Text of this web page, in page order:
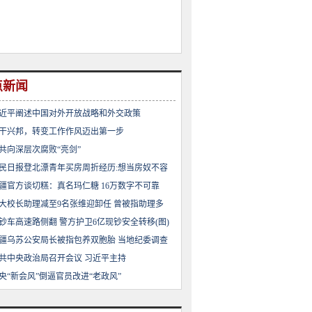
闻
平阐述中国对外开放战略和外交政策
兴邦，转变工作作风迈出第一步
向深层次腐败“亮剑”
日报登北漂青年买房周折经历:想当房奴不容
官方谈切糕：真名玛仁糖 16万数字不可靠
校长助理减至9名张维迎卸任 曾被指助理多
车高速路侧翻 警方护卫6亿现钞安全转移(图)
乌苏公安局长被指包养双胞胎 当地纪委调查
中央政治局召开会议 习近平主持
“新会风”倒逼官员改进“老政风”